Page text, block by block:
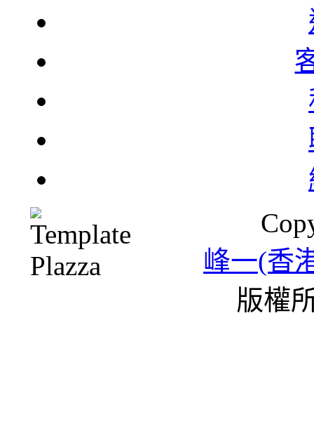
一
峰一(香
版權